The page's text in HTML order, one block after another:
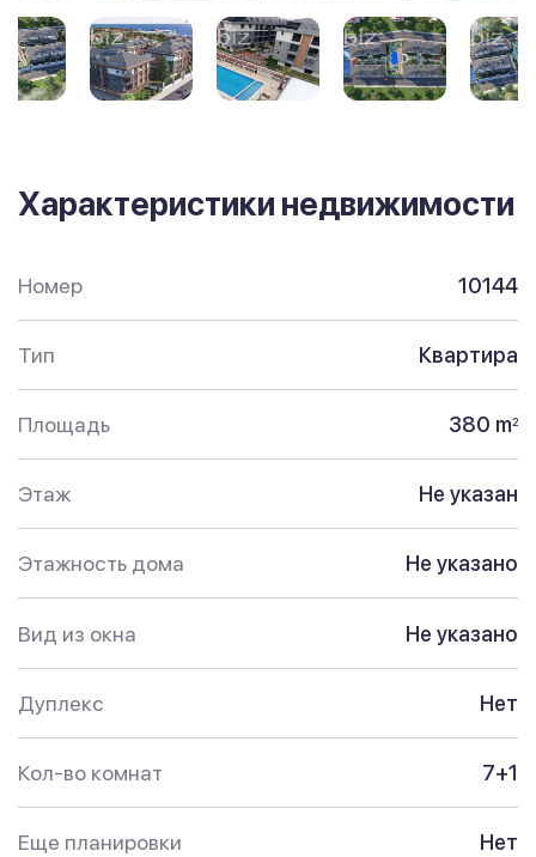
Характеристики недвижимости
Номер 10144
Тип Квартира
Площадь 380 m2
Этаж Не указан
Этажность дома Не указано
Вид из окна Не указано
Дуплекс Нет
Кол-во комнат 7+1
Еще планировки Нет